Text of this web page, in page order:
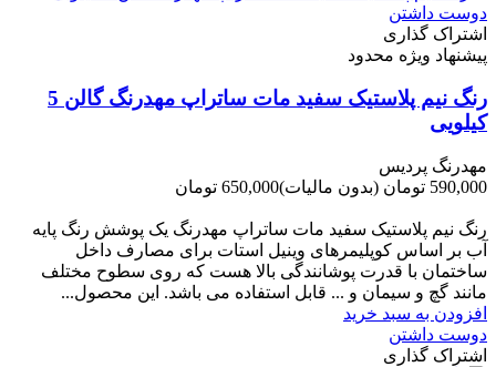
دوست داشتن
اشتراک گذاری
پیشنهاد ویژه محدود
رنگ نیم پلاستیک سفید مات ساتراپ مهدرنگ گالن 5
کیلویی
مهدرنگ پردیس
590,000 تومان
(بدون مالیات)650,000 تومان
رنگ نیم پلاستیک سفید مات ساتراپ مهدرنگ یک پوشش رنگ پایه
آب بر اساس کوپلیمرهای وینیل استات برای مصارف داخل
ساختمان با قدرت پوشانندگی بالا هست که روی سطوح مختلف
مانند گچ و سیمان و ... قابل استفاده می باشد. این محصول...
افزودن به سبد خرید
دوست داشتن
اشتراک گذاری